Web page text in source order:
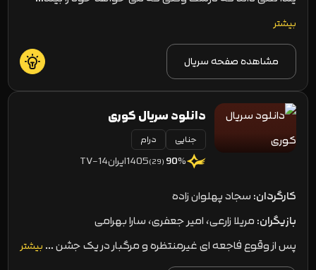
بیشتر
مشاهده صفحه سریال
دانلود سریال کوری
جنایی درام
90%
(29)
1405ایرانTV-14
کارگردان:سجاد پهلوان زاده
بازیگران:مریلا زارعی، امیر جعفری، سارا بهرامی
پس از وقوع فاجعه‌ ای غیرمنتظره و مرگبار در یک جشن … بیشتر